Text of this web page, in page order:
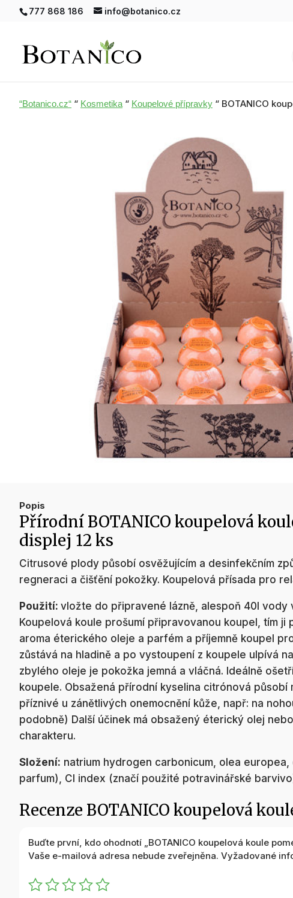
777 868 186 info@botanico.cz
“Botanico.cz“ “ Kosmetika“ Koupelové přípravky “ BOTANICO
Popis
Přírodní BOTANICO koupelová
displej 12 ks
Citrusové plody působí osvěžujícím a desinfekčním
regneraci a čišťění pokožky. Koupelová přísada pro
Použití: vložte do připravené lázně, alespoň 40l vody
Koupelová koule prošumí připravovanou koupel, tím ji
aroma éterického oleje a parfém a příjemně koupel
zůstává na hladině a po vystoupení z koupele ulpívá
zbylého oleje je pokožka jemná a vláčná. Ideálně
koupele. Obsažená přírodní kyselina citrónová
příznivé u zánětlivých onemocnění kůže, např: na
podobně) Další účinek má obsažený éterický olej
charakteru.
Složení: natrium hydrogen carbonicum, olea
parfum), CI index (značí použité potravinářské
Recenze BOTANICO koupelová
Buďte první, kdo ohodnotí „BOTANICO koupelová koule
Vaše e-mailová adresa nebude zveřejněna. Vyžadované